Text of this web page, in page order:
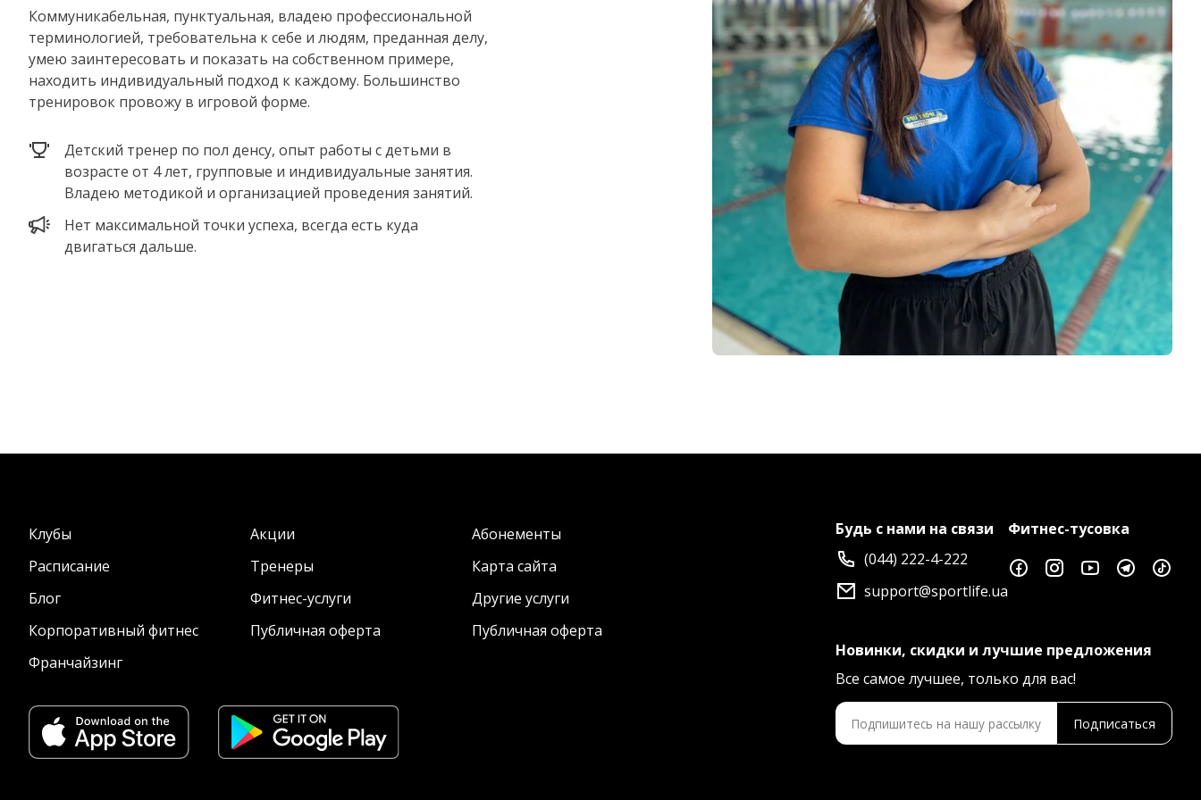
Коммуникабельная, пунктуальная, владею профессиональной
терминологией, требовательна к себе и людям, преданная делу,
умею заинтересовать и показать на собственном примере,
находить индивидуальный подход к каждому. Большинство
тренировок провожу в игровой форме.
Детский тренер по пол денсу, опыт работы с детьми в
возрасте от 4 лет, групповые и индивидуальные занятия.
Владею методикой и организацией проведения занятий.
Нет максимальной точки успеха, всегда есть куда
двигаться дальше.
Клубы Акции
Абонементы
Расписание
Тренеры
Карта сайта
Блог
Фитнес-услуги
Другие услуги
Корпоративный фитнес
Публичная оферта
Публичная оферта
Франчайзинг
Будь с нами на связи
(044) 222-4-222
support@sportlife.ua
Фитнес-тусовка
Новинки, скидки и лучшие предложения
Все самое лучшее, только для вас!
Подписаться